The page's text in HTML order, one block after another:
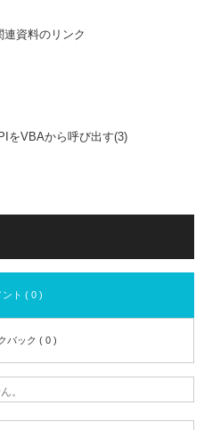
資料のリンク
をVBAから呼び出す(3)
ント ( 0 )
バック ( 0 )
。